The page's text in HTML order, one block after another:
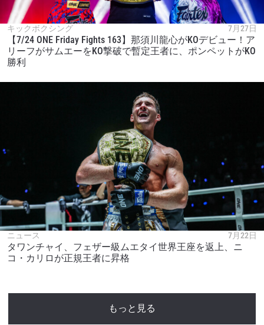
キックボクシング 7月27日
【7/24 ONE Friday Fights 163】那須川龍心がKOデビュー！ア
リーフがサムエーをKO撃破で暫定王者に、ポンペットがKO
勝利
ニュース 7月22日
タワンチャイ、フェザー級ムエタイ世界王座を返上、ニ
コ・カリロが正規王者に昇格
もっと見る